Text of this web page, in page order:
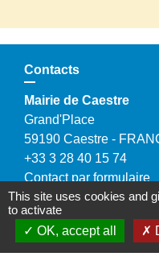
Contacts
Mairie de Caestre
Grand'Place
59190 Caestre -
+33 3 28 40 15 74
Contact par formulaire
✉️
Horaires d'ouverture
This site uses cookies and
to activate
OK, accept all